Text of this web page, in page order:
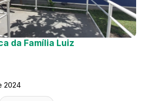
da Família Luiz
2024